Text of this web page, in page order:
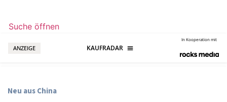
Suche öffnen
ANZEIGE
In Kooperation mit
Neu aus China